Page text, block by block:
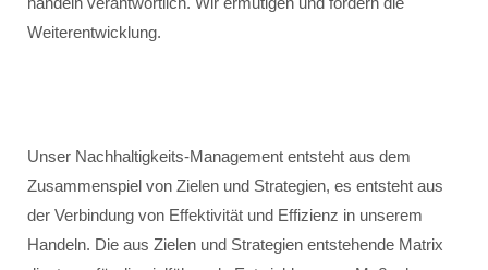
Weiterentwicklung.
Unser Nachhaltigkeits-Management entsteht aus dem
Zusammenspiel von Zielen und Strategien, es entsteht aus
der Verbindung von Effektivität und Effizienz in unserem
Handeln. Die aus Zielen und Strategien entstehende Matrix